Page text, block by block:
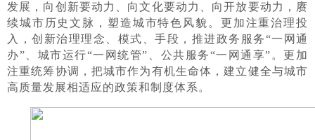
发展，向创新要动力、向文化要动力、向开放要动力，赓
续城市历史文脉，塑造城市特色风貌。更加注重治理投
入，创新治理理念、模式、手段，推进政务服务“一网通
办”、城市运行“一网统管”、公共服务“一网通享”。更加
注重统筹协调，把城市作为有机生命体，建立健全与城市
高质量发展相适应的政策和制度体系。